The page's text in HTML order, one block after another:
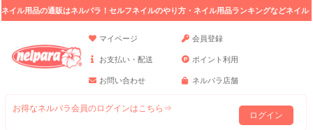
ネイル用品の通販はネルパラ！セルフネイルのやり方・ネイル用品ランキングなどネイル
マイページ
会員登録
お支払い・配送 ポイント利用
お問い合わせ ネルパラ店舗
お得なネルパラ会員のログインはこちら⇒
ログイン